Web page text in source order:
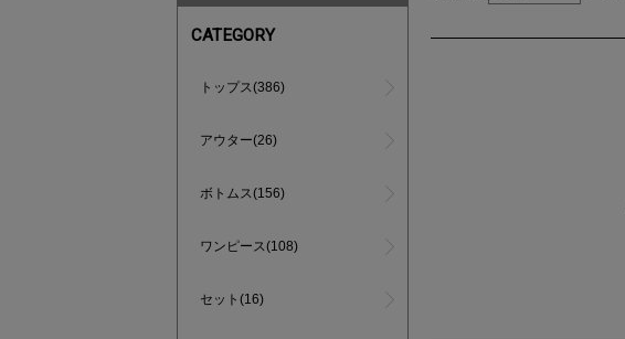
CATEGORY
トップス(386)
アウター(26)
ボトムス(156)
ワンピース(108)
セット(16)